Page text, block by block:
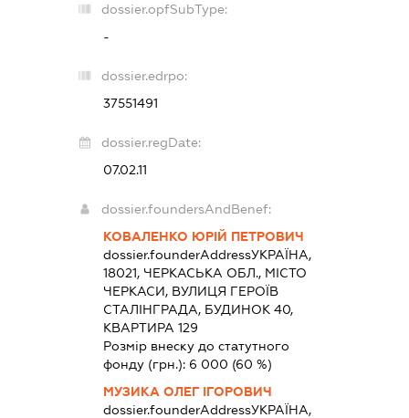
dossier.opfSubType:
-
dossier.edrpo:
37551491
dossier.regDate:
07.02.11
dossier.foundersAndBenef:
КОВАЛЕНКО ЮРІЙ ПЕТРОВИЧ
dossier.founderAddressУКРАЇНА,
18021, ЧЕРКАСЬКА ОБЛ., МІСТО
ЧЕРКАСИ, ВУЛИЦЯ ГЕРОЇВ
СТАЛІНГРАДА, БУДИНОК 40,
КВАРТИРА 129
Розмір внеску до статутного
фонду (грн.): 6 000 (60 %)
МУЗИКА ОЛЕГ ІГОРОВИЧ
dossier.founderAddressУКРАЇНА,